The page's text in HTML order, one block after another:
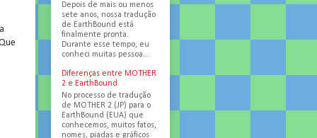
Depois de mais ou menos
sete anos, nossa tradução
de EarthBound está
finalmente pronta.
Durante esse tempo, eu
conheci muitas pessoa...
Diferenças entre MOTHER
2 e EarthBound
No processo de tradução
de MOTHER 2 (JP) para o
EarthBound (EUA) que
conhecemos, muitos fatos,
nomes, piadas e gráficos